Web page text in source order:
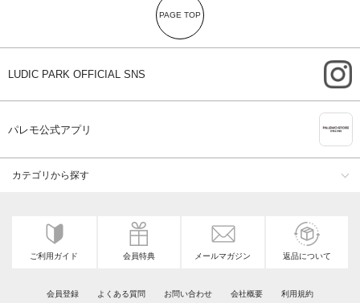
PAGE TOP
LUDIC PARK OFFICIAL SNS
パレモ公式アプリ
カテゴリから探す
ご利用ガイド 会員特典 メールマガジン 返品について
会員登録 よくある質問 お問い合わせ 会社概要 利用規約